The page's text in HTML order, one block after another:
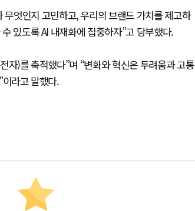
엇인지 고민하고, 우리의 브랜드 가치를 제고하
있도록 AI 내재화에 집중하자”고 당부했다.
자)를 축적했다”며 “변화와 혁신은 두려움과 고통
라고 말했다.